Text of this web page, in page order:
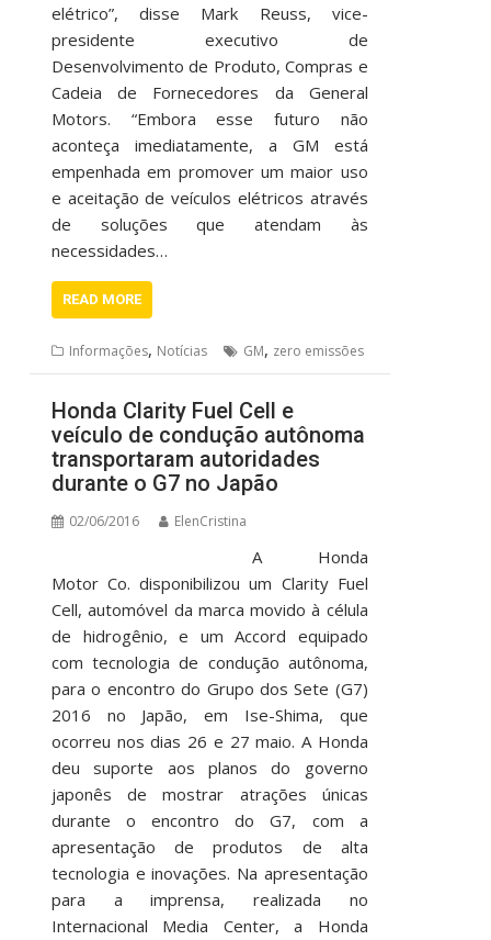
elétrico”, disse Mark Reuss, vice-
presidente executivo de
Desenvolvimento de Produto, Compras e
Cadeia de Fornecedores da General
Motors. “Embora esse futuro não
aconteça imediatamente, a GM está
empenhada em promover um maior uso
e aceitação de veículos elétricos através
de soluções que atendam às
necessidades…
READ MORE
Informações, Notícias GM, zero emissões
Honda Clarity Fuel Cell e
veículo de condução autônoma
transportaram autoridades
durante o G7 no Japão
02/06/2016 ElenCristina
A Honda
Motor Co. disponibilizou um Clarity Fuel
Cell, automóvel da marca movido à célula
de hidrogênio, e um Accord equipado
com tecnologia de condução autônoma,
para o encontro do Grupo dos Sete (G7)
2016 no Japão, em Ise-Shima, que
ocorreu nos dias 26 e 27 maio. A Honda
deu suporte aos planos do governo
japonês de mostrar atrações únicas
durante o encontro do G7, com a
apresentação de produtos de alta
tecnologia e inovações. Na apresentação
para a imprensa, realizada no
Internacional Media Center, a Honda